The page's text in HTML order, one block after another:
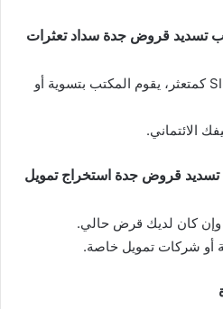
تسديد قروض جدة سداد تعثرات
SIMAH كمتعثر، يقوم المكتب بتسوية أو
الائتماني.
تسديد قروض جدة استخراج تمويل
كان لديك قرض حالي.
أو شركات تمويل خاصة.